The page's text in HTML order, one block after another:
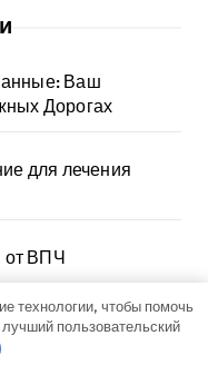
Ваш
Дорогах
для лечения
от ВПЧ
жировиков с
технологии, чтобы помочь
пользовательский